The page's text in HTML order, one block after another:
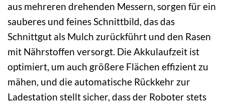
aus mehreren drehenden Messern, sorgen für ein
sauberes und feines Schnittbild, das das
Schnittgut als Mulch zurückführt und den Rasen
mit Nährstoffen versorgt. Die Akkulaufzeit ist
optimiert, um auch größere Flächen effizient zu
mähen, und die automatische Rückkehr zur
Ladestation stellt sicher, dass der Roboter stets